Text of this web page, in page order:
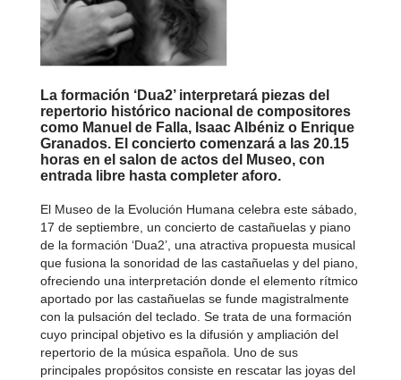
La formación ‘Dua2’ interpretará piezas del
repertorio histórico nacional de compositores
como Manuel de Falla, Isaac Albéniz o Enrique
Granados. El concierto comenzará a las 20.15
horas en el salon de actos del Museo, con
entrada libre hasta completer aforo.
El Museo de la Evolución Humana celebra este sábado,
17 de septiembre, un concierto de castañuelas y piano
de la formación ‘Dua2’, una atractiva propuesta musical
que fusiona la sonoridad de las castañuelas y del piano,
ofreciendo una interpretación donde el elemento rítmico
aportado por las castañuelas se funde magistralmente
con la pulsación del teclado. Se trata de una formación
cuyo principal objetivo es la difusión y ampliación del
repertorio de la música española. Uno de sus
principales propósitos consiste en rescatar las joyas del